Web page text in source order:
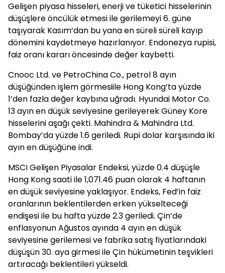
Gelişen piyasa hisseleri, enerji ve tüketici hisselerinin
düşüşlere öncülük etmesi ile gerilemeyi 6. güne
taşıyarak Kasım’dan bu yana en süreli süreli kayıp
dönemini kaydetmeye hazırlanıyor. Endonezya rupisi,
faiz oranı kararı öncesinde değer kaybetti.
Cnooc Ltd. ve PetroChina Co., petrol 8 ayın
düşüğünden işlem görmesiile Hong Kong’ta yüzde
1’den fazla değer kaybına uğradı. Hyundai Motor Co.
13 ayın en düşük seviyesine gerileyerek Güney Kore
hisselerini aşağı çekti. Mahindra & Mahindra Ltd.
Bombay’da yüzde 1.6 geriledi. Rupi dolar karşısında iki
ayın en düşüğüne indi.
MSCI Gelişen Piyasalar Endeksi, yüzde 0.4 düşüşle
Hong Kong saati ile 1,071.46 puan olarak 4 haftanın
en düşük seviyesine yaklaşıyor. Endeks, Fed’in faiz
oranlarının beklentilerden erken yükselteceği
endişesi ile bu hafta yüzde 2.3 geriledi. Çin’de
enflasyonun Ağustos ayında 4 ayın en düşük
seviyesine gerilemesi ve fabrika satış fiyatlarındaki
düşüşün 30. aya girmesi ile Çin hükümetinin teşvikleri
artıracağı beklentileri yükseldi.